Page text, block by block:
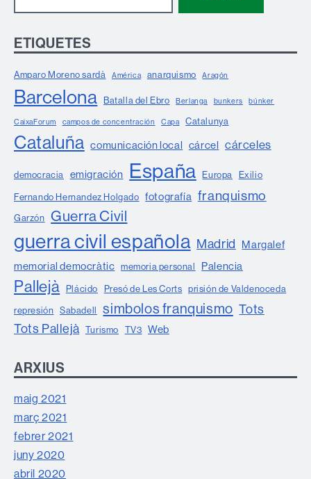
ETIQUETES
Amparo Moreno sardà América anarquismo Aragón
Barcelona Batalla del Ebro Berlanga bunkers búnker
CaixaForum campos de concentración Capa Catalunya
Cataluña comunicación local cárcel cárceles
democracia emigración España Europa
Exilio
Fernando Hernandez Holgado fotografía franquismo
Garzón Guerra Civil
guerra civil española Madrid Margalef
memorial democràtic memoria personal Palencia
Pallejà Plácido Presó de Les Corts prisión de Valdenoceda
represión Sabadell simbolos franquismo Tots
Tots Pallejà Turismo TV3 Web
ARXIUS
maig 2021
març 2021
febrer 2021
juny 2020
abril 2020